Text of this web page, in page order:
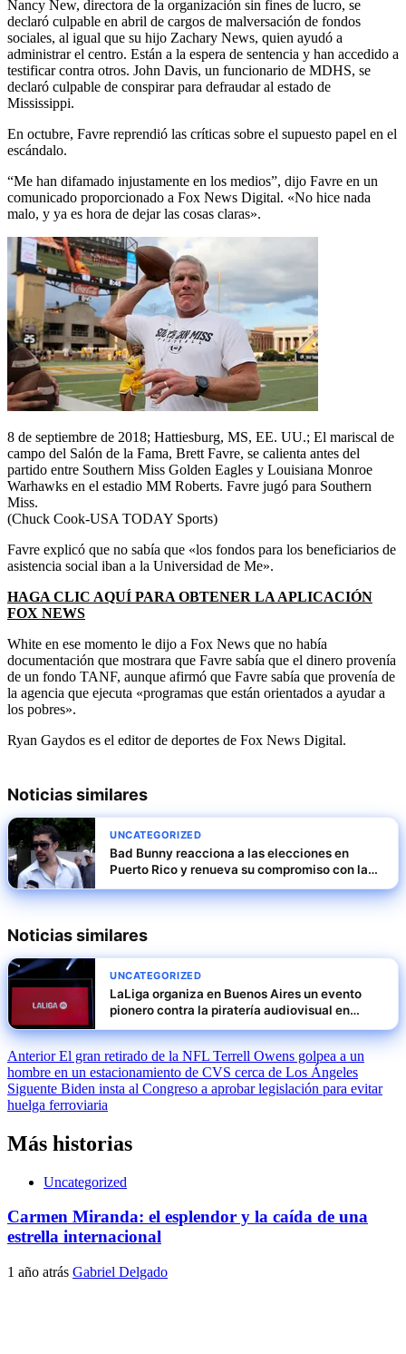
Nancy New, directora de la organización sin fines de lucro, se
declaró culpable en abril de cargos de malversación de fondos
sociales, al igual que su hijo Zachary News, quien ayudó a
administrar el centro. Están a la espera de sentencia y han accedido a
testificar contra otros. John Davis, un funcionario de MDHS, se
declaró culpable de conspirar para defraudar al estado de
Mississippi.
En octubre, Favre reprendió las críticas sobre el supuesto papel en el
escándalo.
“Me han difamado injustamente en los medios”, dijo Favre en un
comunicado proporcionado a Fox News Digital. «No hice nada
malo, y ya es hora de dejar las cosas claras».
8 de septiembre de 2018; Hattiesburg, MS, EE. UU.; El mariscal de
campo del Salón de la Fama, Brett Favre, se calienta antes del
partido entre Southern Miss Golden Eagles y Louisiana Monroe
Warhawks en el estadio MM Roberts. Favre jugó para Southern
Miss.
(Chuck Cook-USA TODAY Sports)
Favre explicó que no sabía que «los fondos para los beneficiarios de
asistencia social iban a la Universidad de Me».
HAGA CLIC AQUÍ PARA OBTENER LA APLICACIÓN
FOX NEWS
White en ese momento le dijo a Fox News que no había
documentación que mostrara que Favre sabía que el dinero provenía
de un fondo TANF, aunque afirmó que Favre sabía que provenía de
la agencia que ejecuta «programas que están orientados a ayudar a
los pobres».
Ryan Gaydos es el editor de deportes de Fox News Digital.
Noticias similares
UNCATEGORIZED
Bad Bunny reacciona a las elecciones en
Puerto Rico y renueva su compromiso con la
isla
Noticias similares
UNCATEGORIZED
LaLiga organiza en Buenos Aires un evento
pionero contra la piratería audiovisual en
Latinoamérica
Navegación
de
entradas
AnteriorEl gran retirado de la NFL Terrell Owens golpea a un
hombre en un estacionamiento de CVS cerca de Los Ángeles
Siguente Biden insta al Congreso a aprobar legislación para evitar
huelga ferroviaria
Más historias
Uncategorized
Carmen Miranda: el esplendor y la caída de una
estrella internacional
1 año atrás Gabriel Delgado